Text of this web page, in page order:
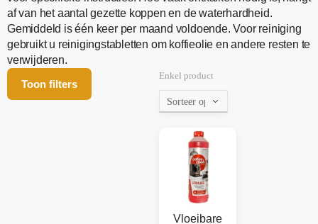
af van het aantal gezette koppen en de waterhardheid.
Gemiddeld is één keer per maand voldoende. Voor reiniging
gebruikt u reinigingstabletten om koffieolie en andere resten te
verwijderen.
Toon filters
Enkel product
Vloeibare